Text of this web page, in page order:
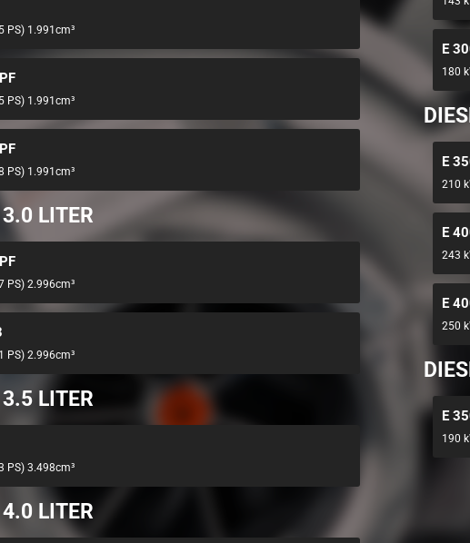
PS) 1.991cm³
PS) 1.991cm³
PS) 1.991cm³
LITER
PS) 2.996cm³
PS) 2.996cm³
LITER
PS) 3.498cm³
LITER
E
180
E
210
E
243
E
250
E
190